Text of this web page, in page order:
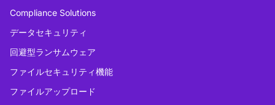
Compliance Solutions
データセキュリティ
回避型ランサムウェア
ファイルセキュリティ機能
ファイルアップロード